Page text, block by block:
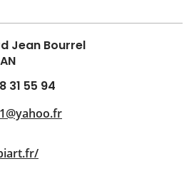
Jean Bourrel
31 55 94